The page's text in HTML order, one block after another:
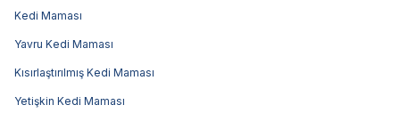
Kedi Maması
Yavru Kedi Maması
Kısırlaştırılmış Kedi Maması
Yetişkin Kedi Maması